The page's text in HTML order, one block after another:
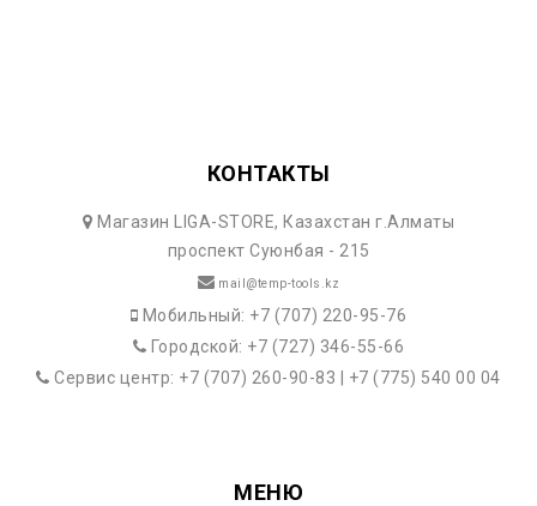
КОНТАКТЫ
Магазин LIGA-STORE, Казахстан г.Алматы
проспект Суюнбая - 215
mail@temp-tools.kz
Мобильный: +7 (707) 220-95-76
Городской: +7 (727) 346-55-66
Сервис центр: +7 (707) 260-90-83 | +7 (775) 540 00 04
МЕНЮ